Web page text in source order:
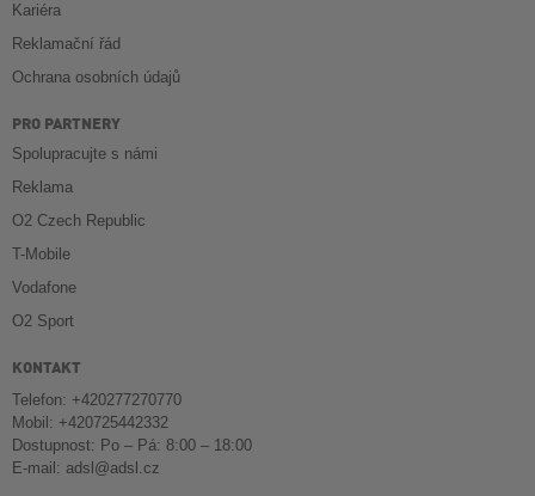
Kariéra
Reklamační řád
Ochrana osobních údajů
PRO PARTNERY
Spolupracujte s námi
Reklama
O2 Czech Republic
T-Mobile
Vodafone
O2 Sport
KONTAKT
Telefon: +420277270770
Mobil: +420725442332
Dostupnost: Po – Pá: 8:00 – 18:00
E-mail: adsl@adsl.cz